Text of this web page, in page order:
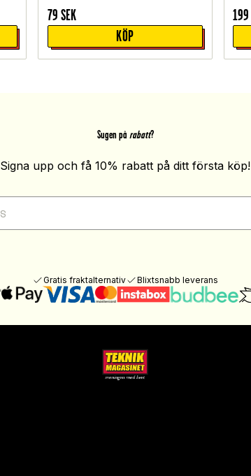
79 SEK
KÖP
199
Sugen på rabatt?
Signa upp och få 10% rabatt på ditt första köp!
Gratis fraktalternativ Blixtsnabb leverans